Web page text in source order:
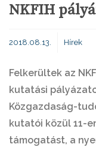
NKFIH
2018.08.13. Hírek
Felkerültek az
kutatási
Közgazdaság-
kutatói közül 11-
támogatást, a